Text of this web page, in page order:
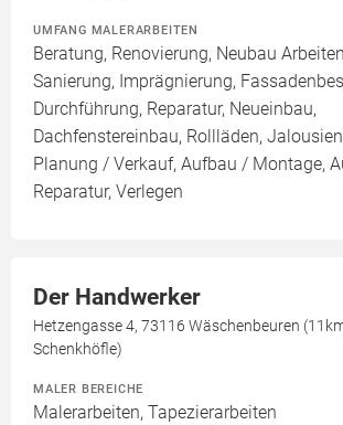
UMFANG MALERARBEITEN
Beratung, Renovierung, Neubau
Sanierung, Imprägnierung,
Durchführung, Reparatur, Neueinbau,
Dachfenstereinbau, Rollläden,
Planung / Verkauf, Aufbau / Montage,
Reparatur, Verlegen
Der Handwerker
Hetzengasse 4, 73116 Wäschenbeuren
Schenkhöfle)
MALER BEREICHE
Malerarbeiten, Tapezierarbeiten